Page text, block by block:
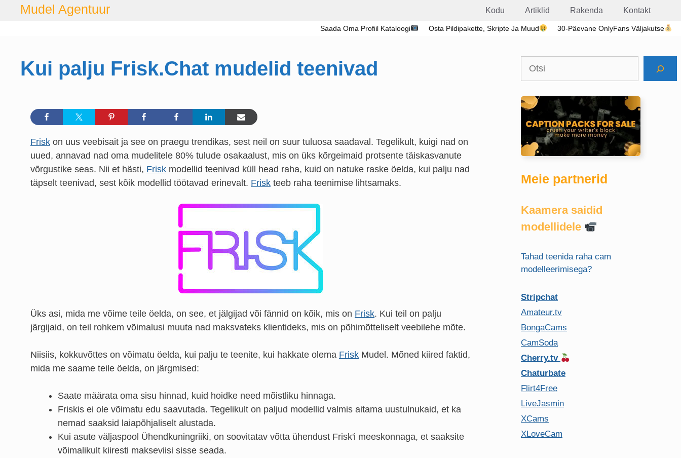
Mudel Agentuur Kodu Artiklid Rakenda Kontakt
Saada Oma Profiil Kataloogi Osta Pildipakette, Skripte Ja Muud 30-Päevane OnlyFans Väljakutse
Kui palju Frisk.Chat mudelid teenivad
Frisk on uus veebisait ja see on praegu trendikas, sest neil on suur tuluosa saadaval. Tegelikult, kuigi nad on
uued, annavad nad oma mudelitele 80% tulude osakaalust, mis on üks kõrgeimaid protsente täiskasvanute
võrgustike seas. Nii et hästi, Frisk modellid teenivad küll head raha, kuid on natuke raske öelda, kui palju nad
täpselt teenivad, sest kõik modellid töötavad erinevalt. Frisk teeb raha teenimise lihtsamaks.
Üks asi, mida me võime teile öelda, on see, et jälgijad või fännid on kõik, mis on Frisk. Kui teil on palju
järgijaid, on teil rohkem võimalusi muuta nad maksvateks klientideks, mis on põhimõtteliselt veebilehe mõte.
Niisiis, kokkuvõttes on võimatu öelda, kui palju te teenite, kui hakkate olema Frisk Mudel. Mõned kiired faktid,
mida me saame teile öelda, on järgmised:
Saate määrata oma sisu hinnad, kuid hoidke need mõistliku hinnaga.
Friskis ei ole võimatu edu saavutada. Tegelikult on paljud modellid valmis aitama uustulnukaid, et ka
nemad saaksid laiapõhjaliselt alustada.
Kui asute väljaspool Ühendkuningriiki, on soovitatav võtta ühendust Frisk'i meeskonnaga, et saaksite
võimalikult kiiresti makseviisi sisse seada.
Meie partnerid
Kaamera saidid
modellidele
Tahad teenida raha cam
modelleerimisega?
Stripchat
Amateur.tv
BongaCams
CamSoda
Cherry.tv
Chaturbate
Flirt4Free
LiveJasmin
XCams
XLoveCam